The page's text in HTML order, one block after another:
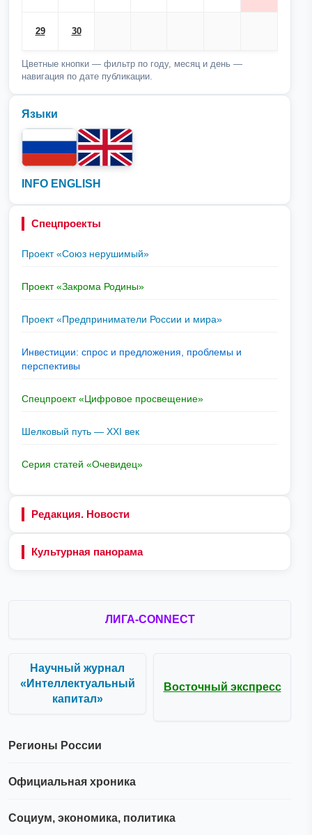
29 30
Цветные кнопки — фильтр по году, месяц и день —
навигация по дате публикации.
Языки
INFO ENGLISH
Спецпроекты
Проект «Союз нерушимый»
Проект «Закрома Родины»
Проект «Предприниматели России и мира»
Инвестиции: спрос и предложения, проблемы и
перспективы
Спецпроект «Цифровое просвещение»
Шелковый путь — XXI век
Серия статей «Очевидец»
Редакция. Новости
Культурная панорама
ЛИГА-CONNECT
Научный журнал
«Интеллектуальный
капитал»
Восточный экспресс
Регионы России
Официальная хроника
Социум, экономика, политика